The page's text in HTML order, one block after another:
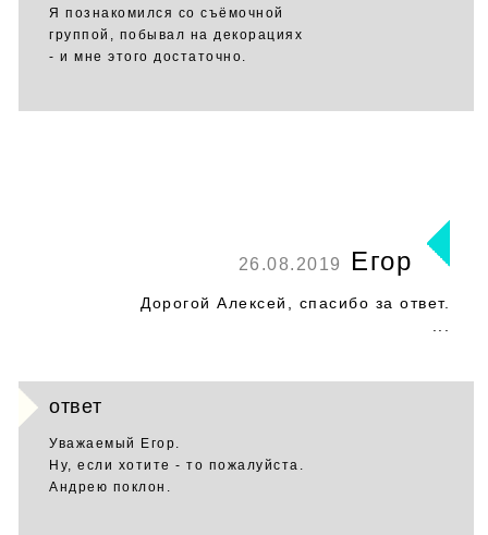
Я познакомился со съёмочной
группой, побывал на декорациях
- и мне этого достаточно.
26.08.2019 Егор
Дорогой Алексей, спасибо за ответ.
ответ
Уважаемый Егор.
Ну, если хотите - то пожалуйста.
Андрею поклон.